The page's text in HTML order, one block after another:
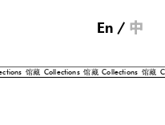
En 中
馆藏 Collections 馆藏 Collections 馆藏